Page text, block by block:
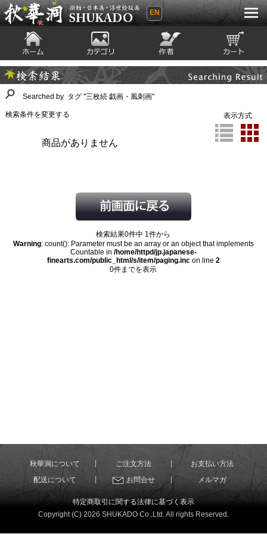
秋華洞 SHUKADO 掛軸・日本画・浮世
EN
ホーム カテゴリ 絵師 カート
検索結果
Searched by タグ "三枚続 戯画・風刺画"
検索条件を変更する 表示方式
商品がありません
検索結果0件中 1件から
Warning: count(): Parameter must be an array or an object that implements
Countable in /home/httpd/jp.japanese-
finearts.com/public_html/s/item/paging.incon line 2
0件までを表示
秋華洞について ご注文方法
お支払い方法
配送について
お問合せ メルマガ
特定商取引に関する法律に基づく表示
Copyright (C) 2026 SHUKADO Co.,Ltd. All rights Reserved.